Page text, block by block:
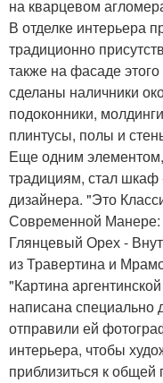
на кварцевом
В отделке интерьера
традиционно
также на фасаде
сделаны наличники
подоконники,
плинтусы, полы и
Еще одним
традициям, стал шкаф
дизайнера. "Это
Современной
Глянцевый Орех -
из Травертина и
"Картина
написана специально
отправили ей
интерьера, чтобы
приблизиться к